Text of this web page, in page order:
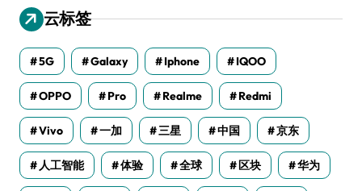
云标签
5G Galaxy Iphone IQOO
OPPO Pro Realme Redmi
Vivo 一加 三星 中国 京东
人工智能 体验 全球 区块 华为